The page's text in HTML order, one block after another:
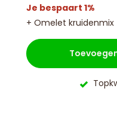
Je bespaart 1%
+ Omelet kruidenmix